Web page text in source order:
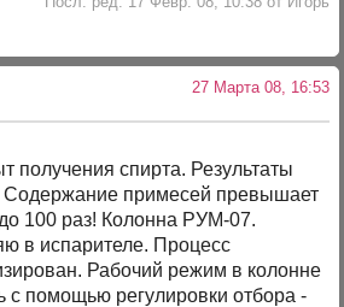
27 Марта 08, 16:53
получения спирта. Результаты
Содержание примесей превышает
100 раз! Колонна РУМ-07.
в испарителе. Процесс
Рабочий режим в колонне
с помощью регулировки отбора -